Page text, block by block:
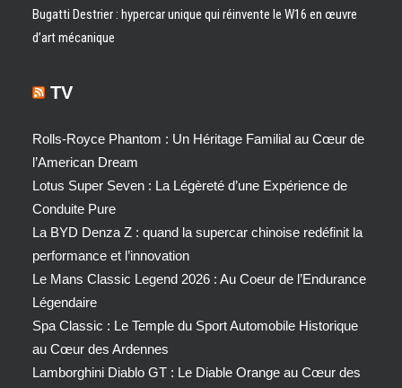
Bugatti Destrier : hypercar unique qui réinvente le W16 en œuvre
d’art mécanique
TV
Rolls-Royce Phantom : Un Héritage Familial au Cœur de
l’American Dream
Lotus Super Seven : La Légèreté d’une Expérience de
Conduite Pure
La BYD Denza Z : quand la supercar chinoise redéfinit la
performance et l’innovation
Le Mans Classic Legend 2026 : Au Coeur de l’Endurance
Légendaire
Spa Classic : Le Temple du Sport Automobile Historique
au Cœur des Ardennes
Lamborghini Diablo GT : Le Diable Orange au Cœur des